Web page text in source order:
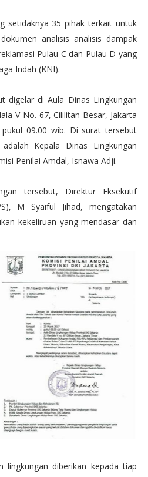
setidaknya 35 pihak terkait untuk
analisis analisis dampak
Pulau C dan Pulau D yang
Indah (KNI).
digelar di Aula Dinas Lingkungan
V No. 67, Cililitan Besar, Jakarta
09.00 wib.‎ Di surat tersebut
Kepala Dinas Lingkungan
Penilai Amdal, Isnawa Adji.
tersebut, Direktur Eksekutif
M Syaiful Jihad, mengatakan
kekeliruan yang mendasar dan
lingkungan diberikan kepada tiap